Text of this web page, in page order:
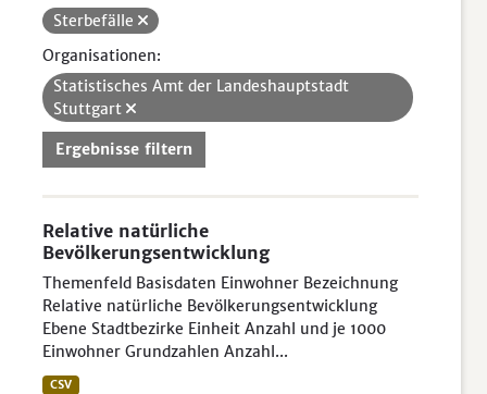
Sterbefälle
Organisationen:
Statistisches Amt der Landeshauptstadt
Stuttgart
Ergebnisse filtern
Relative natürliche
Bevölkerungsentwicklung
Themenfeld Basisdaten Einwohner Bezeichnung
Relative natürliche Bevölkerungsentwicklung
Ebene Stadtbezirke Einheit Anzahl und je 1000
Einwohner Grundzahlen Anzahl...
CSV